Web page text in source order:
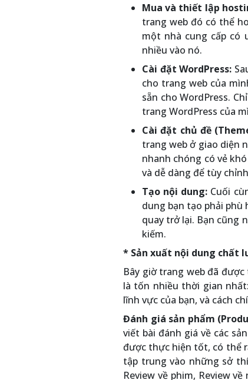
Mua và thiết lập
trang web đó có thể
một nhà cung cấp có
nhiều vào nó.
Cài đặt WordPress:
cho trang web của
sẵn cho WordPress.
trang WordPress của
Cài đặt chủ đề
trang web ở giao diện
nhanh chóng có vẻ
và dễ dàng để tùy
Tạo nội dung: Cuối
dung bạn tạo phải phù
quay trở lại. Bạn cũng
kiếm.
* Sản xuất nội dung chất
Bây giờ trang web đã
là tốn nhiều thời gian
lĩnh vực của bạn, và cách
Đánh giá sản phẩm
viết bài đánh giá về các
được thực hiện tốt, có thể
tập trung vào những sở
Review về phim, Review